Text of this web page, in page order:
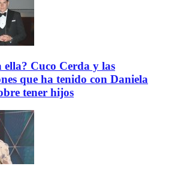
ella? Cuco Cerda y las
que ha tenido con Daniela
tener hijos